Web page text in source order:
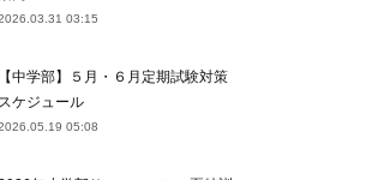
03:15
【中学部】５月・６月定期試験対策
スケジュール
05:08